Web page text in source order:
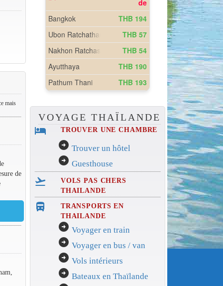
mais
de
VOYAGE THAÏLANDE
hotel TROUVER UNE CHAMBRE
arrow_circle_right Trouver un hôtel
arrow_circle_right Guesthouse
flight_takeoff
VOLS PAS CHERS
THAILANDE
directions_bus_filled
TRANSPORTS EN
THAILANDE
arrow_circle_right Voyager en train
arrow_circle_right Voyager en bus / van
arrow_circle_right Vols intérieurs
arrow_circle_right Bateaux en Thaïlande